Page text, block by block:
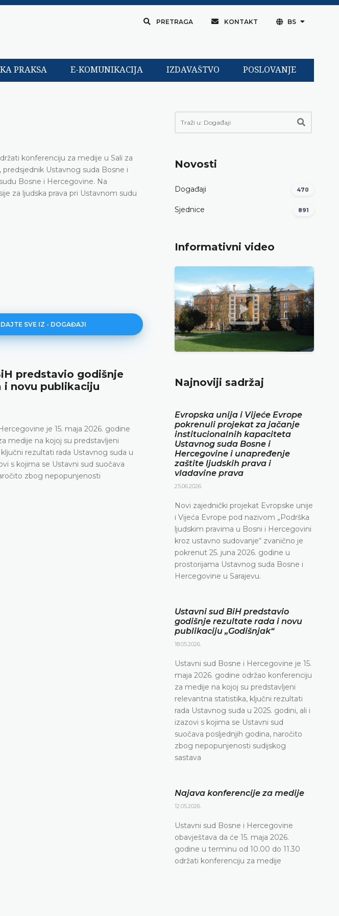
PRETRAGA KONTAKT BS
PRAKSA E-KOMUNIKACIJA IZDAVAŠTVO POSLOVANJE
konferenciju za medije u Sali za
Ustavnog suda Bosne i
Bosne i Hercegovine. Na
za ljudska prava pri Ustavnom sudu
SVE IZ - DOGAĐAJI
predstavio godišnje
i novu publikaciju
je 15. maja 2026. godine
medije na kojoj su predstavljeni
rezultati rada Ustavnog suda u
s kojima se Ustavni sud suočava
zbog nepopunjenosti
12.05.2026.
maja 2026. godine u terminu od 10.00 do 11.30
konferenciju za medije
DETALJNIJE
Novosti
Događaji 470
Sjednice 891
Informativni video
Najnoviji sadržaj
Evropska unija i Vijeće Evrope
pokrenuli projekat za jačanje
institucionalnih kapaciteta
Ustavnog suda Bosne i
Hercegovine i unapređenje
zaštite ljudskih prava i
vladavine prava
25.06.2026.
Novi zajednički projekat Evropske unije
i Vijeća Evrope pod nazivom „Podrška
ljudskim pravima u Bosni i Hercegovini
kroz ustavno sudovanje“ zvanično je
pokrenut 25. juna 2026. godine u
prostorijama Ustavnog suda Bosne i
Hercegovine u Sarajevu.
Ustavni sud BiH predstavio
godišnje rezultate rada i novu
publikaciju „Godišnjak“
18.05.2026.
Ustavni sud Bosne i Hercegovine je 15.
maja 2026. godine održao konferenciju
za medije na kojoj su predstavljeni
relevantna statistika, ključni rezultati
rada Ustavnog suda u 2025. godini, ali i
izazovi s kojima se Ustavni sud
suočava posljednjih godina, naročito
zbog nepopunjenosti sudijskog
sastava
Najava konferencije za medije
12.05.2026.
Ustavni sud Bosne i Hercegovine
obavještava da će 15. maja 2026.
godine u terminu od 10.00 do 11.30
održati konferenciju za medije